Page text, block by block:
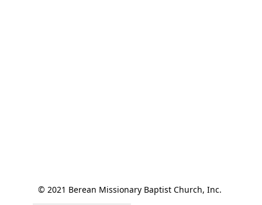
© 2021 Berean Missionary Baptist Church, Inc.